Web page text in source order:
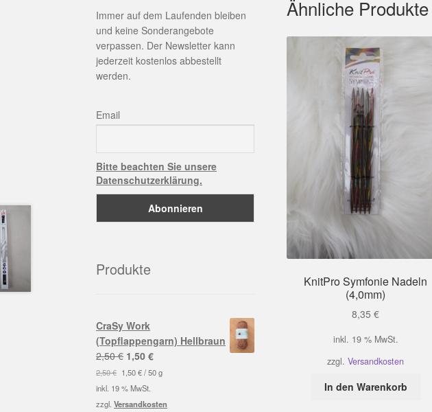
Ähnliche Produkte
KnitPro Symfonie Nadeln
(4,0mm)
8,35€
inkl. 19 % MwSt.
zzgl.Versandkosten
In den Warenkorb
Immer auf dem Laufenden bleiben
und keine Sonderangebote
verpassen. Der Newsletter kann
jederzeit kostenlos abbestellt
werden.
Email
Bitte beachten Sie unsere
Datenschutzerklärung.
Produkte
CraSy Work
(Topflappengarn) Hellbraun
2,50€ Ursprünglicher
Preis
war:
2,50 €
1,50€Aktueller
Preis
1,50 €.
2,50€ 1,50€/50 g
inkl. 19 % MwSt.
zzgl.Versandkosten